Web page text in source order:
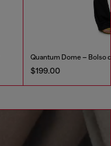
Quantum Dome – Bolso
$199.00